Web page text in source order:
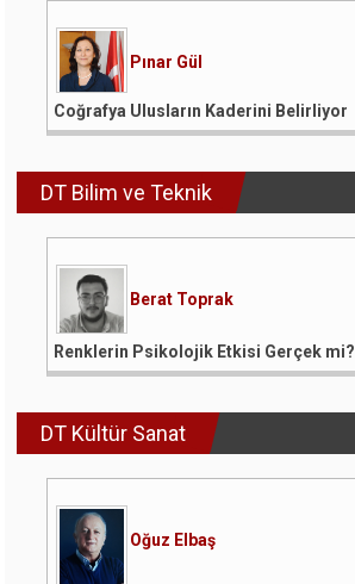
Pınar Gül
Coğrafya Ulusların Kaderini Belirliyor
DT Bilim ve Teknik
Berat Toprak
Renklerin Psikolojik Etkisi Gerçek mi?
DT Kültür Sanat
Oğuz Elbaş